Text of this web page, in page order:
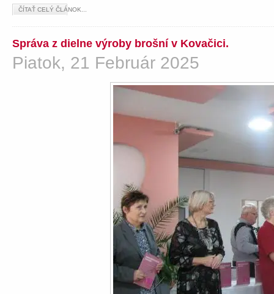
ČÍTAŤ CELÝ ČLÁNOK...
Správa z dielne výroby brošní v Kovačici.
Piatok, 21 Február 2025